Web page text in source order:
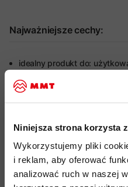
Niniejsza strona korzysta
Wykorzystujemy pliki
i reklam, aby oferować
analizować ruch w naszej
Najważniejsze cechy:
idealny produkt do:
bardzo lekki i wygodny
recyklingu
wypełnienie z
gramaturze 153 g, które
zapewniające optymalny
produktu